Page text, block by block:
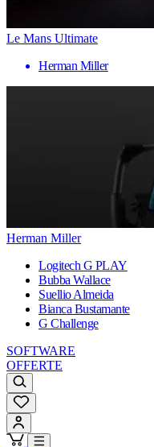
Le Mans Ultimate
Herman Miller
Herman Miller
Logitech G PLAY
Bubba Wallace
Suellio Almeida
Bianca Bustamante
G Challenge
SOFTWARE
OFFERTE